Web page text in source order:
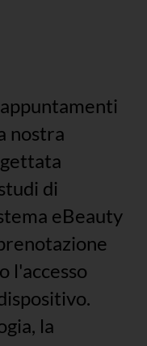
nostra
di
eBeauty
l'accesso
la